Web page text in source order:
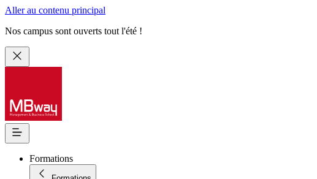
Aller au contenu principal
Nos campus sont ouverts tout l'été !
Formations